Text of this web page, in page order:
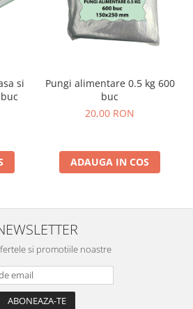
si
Pungi alimentare 0.5 kg 600
buc
20,00 RON
ADAUGA IN COS
si promotiile noastre